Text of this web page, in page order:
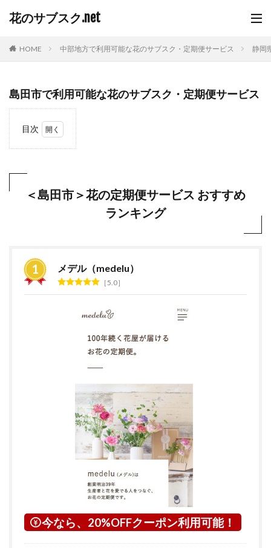
花のサブスク.net
HOME 中部地方で利用可能な花のサブスク・定期便サービス 静岡
島田市で利用可能な花のサブスク・定期便サービス
目次
期便
キン
グ
2
つい
＜島田市＞花の定期便サービス おすすめ
ランキング
メデル（medelu）
5.0
今なら、20%OFFクーポン利用可能！